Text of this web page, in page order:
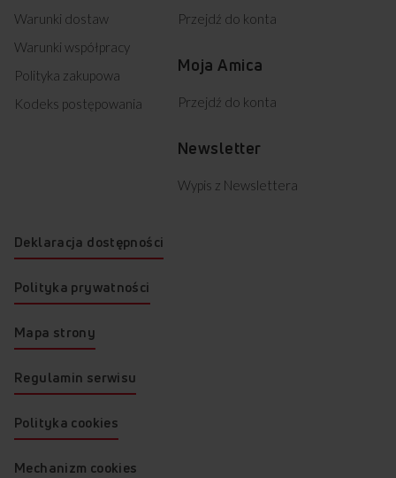
Przedstawiony rysunek ma charakter poglądowy, może różnić
Najczęściej zadawanepytania
Warunki dostaw
Warunki współpracy
Polityka zakupowa
Kodeks postępowania
Przejdź do konta
Moja Amica
Przejdź do konta
Newsletter
Wypis z Newslettera
Deklaracja dostępności
Polityka prywatności
Mapa strony
Regulamin serwisu
Polityka cookies
Mechanizm cookies